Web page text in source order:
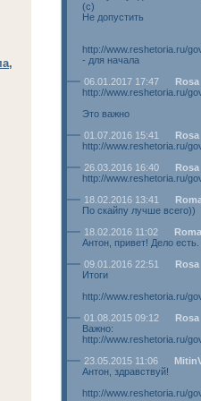
(с)
Не допустить
http://www.reshetoria.ru/
- для начала
06.01.2017 17:47
Rosa
http://www.reshetoria.ru/
Это важно
01.07.2016 15:41
Rosa
http://www.reshetoria.ru/
26.03.2016 16:40
Rosa
http://www.reshetoria.ru/
18.02.2016 13:41
По скайпу лучше всего))
18.02.2016 11:02
Антон, привет! Дело
09.01.2016 22:51
Rosa
Итоги
http://www.reshetoria.ru/
01.08.2015 09:12
Rosa
Важно:
http://www.reshetoria.ru/
23.05.2015 11:06
Антон, здравствуй!
http://www.reshetoria.ru/